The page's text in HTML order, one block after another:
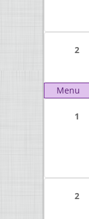
2
Menu
1
2